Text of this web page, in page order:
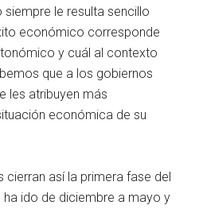
le resulta sencillo
económico corresponde
y cuál al contexto
que a los gobiernos
les atribuyen más
económica de su
cierran así la primera fase del
ido de diciembre a mayo y